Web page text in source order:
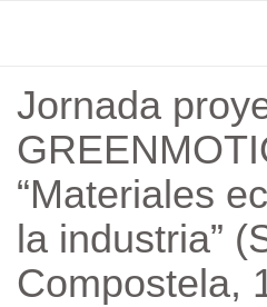
Home
Presentation
Approved projects
Call for entries
Jornada
“Materiales
la industria”
Compostela,